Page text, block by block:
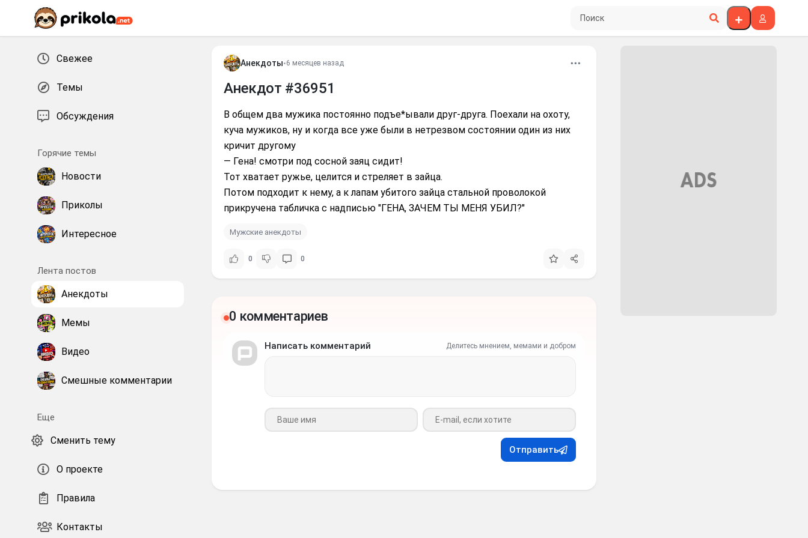
Перейти к контенту
Поиск по сайту
Свежее
Темы
Обсуждения
Горячие темы
Новости
Приколы
Интересное
Лента постов
Анекдоты
Мемы
Видео
Смешные комментарии
Еще
Сменить тему
О проекте
Правила
Контакты
Анекдоты•6 месяцев назад
Анекдот #36951
В общем два мужика постоянно подъе*ывали друг-друга. Поехали на охоту,
куча мужиков, ну и когда все уже были в нетрезвом состоянии один из них
кричит другому
— Гена! смотри под сосной заяц сидит!
Тот хватает ружье, целится и стреляет в зайца.
Потом подходит к нему, а к лапам убитого зайца стальной проволокой
прикручена табличка с надписью "ГЕНА, ЗАЧЕМ ТЫ МЕНЯ УБИЛ?"
Мужские анекдоты
0 0
0 комментариев
Написать комментарий Делитесь мнением, мемами и добром
Ваше имя Ваш e-mail
Отправить